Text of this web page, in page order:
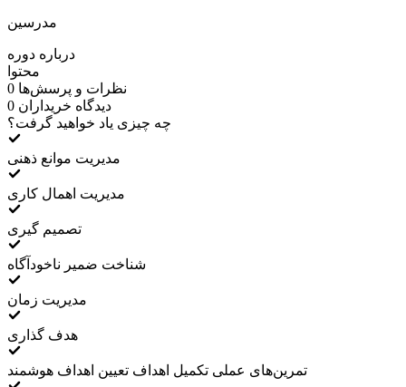
مدرسین
درباره دوره
محتوا
نظرات و پرسش‌ها 0
دیدگاه خریداران 0
چه چیزی یاد خواهید گرفت؟
مدیریت موانع ذهنی
مدیریت اهمال کاری
تصمیم گیری
شناخت ضمیر ناخودآگاه
مدیریت زمان
هدف گذاری
تمرین‌های عملی تکمیل اهداف تعیین اهداف هوشمند